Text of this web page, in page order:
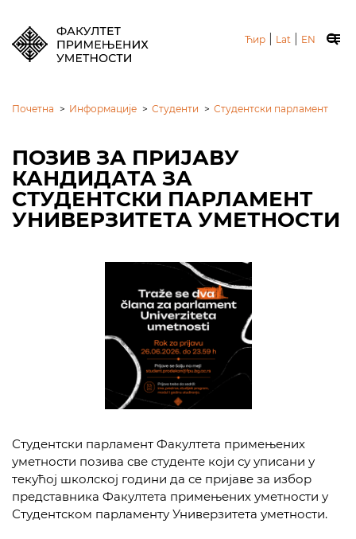
Ћир Lat EN
Почетна > Информације > Студенти > Студентски парламент
ПОЗИВ ЗА ПРИЈАВУ
КАНДИДАТА ЗА
СТУДЕНТСКИ ПАРЛАМЕНТ
УНИВЕРЗИТЕТА УМЕТНОСТИ
Студентски парламент Факултета примењених
уметности позива све студенте који су уписани у
текућој школској години да се пријаве за избор
представника Факултета примењених уметности у
Студентском парламенту Универзитета уметности.